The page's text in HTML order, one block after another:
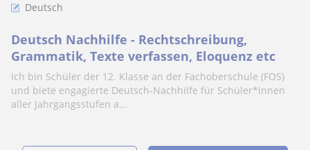
Deutsch
Deutsch Nachhilfe - Rechtschreibung,
Grammatik, Texte verfassen, Eloquenz etc
Ich bin Schüler der 12. Klasse an der Fachoberschule (FOS)
und biete engagierte Deutsch-Nachhilfe für Schüler*innen
aller Jahrgangsstufen a...